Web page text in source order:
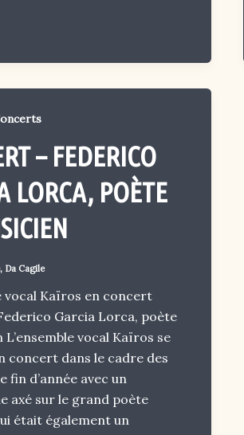
– FEDERICO
LORCA, POÈTE
, Da Cagile
vocal Kaïros en concert
Garcia Lorca, poète
L’ensemble vocal Kaïros se
concert dans le cadre des
fin d’année avec un
axé sur le grand poète
était également un